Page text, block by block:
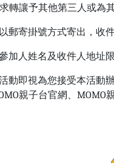
轉讓予其他第三人或為
郵寄掛號方式寄出，收
加人姓名及收件人地址
動即視為您接受本活動
親子台官網、